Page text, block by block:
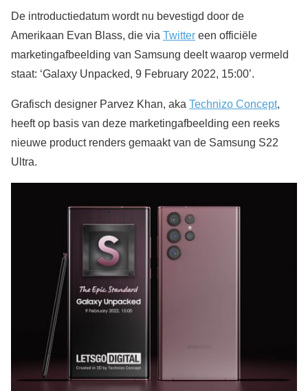
De introductiedatum wordt nu bevestigd door de
Amerikaan Evan Blass, die via Twitter een officiële
marketingafbeelding van Samsung deelt waarop vermeld
staat: ‘Galaxy Unpacked, 9 February 2022, 15:00’.
Grafisch designer Parvez Khan, aka Technizo Concept,
heeft op basis van deze marketingafbeelding een reeks
nieuwe product renders gemaakt van de Samsung S22
Ultra.